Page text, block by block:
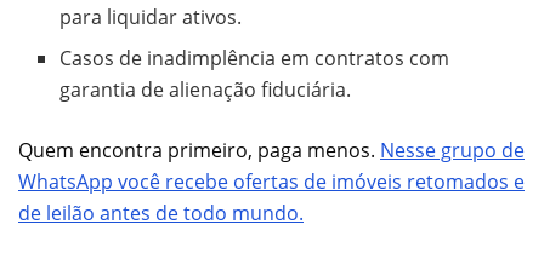
para liquidar ativos.
Casos de inadimplência em contratos com
garantia de alienação fiduciária.
Quem encontra primeiro, paga menos. Nesse grupo de
WhatsApp você recebe ofertas de imóveis retomados e
de leilão antes de todo mundo.